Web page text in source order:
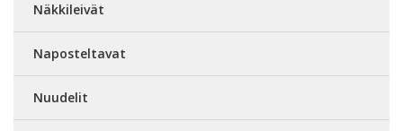
Näkkileivät
Naposteltavat
Nuudelit